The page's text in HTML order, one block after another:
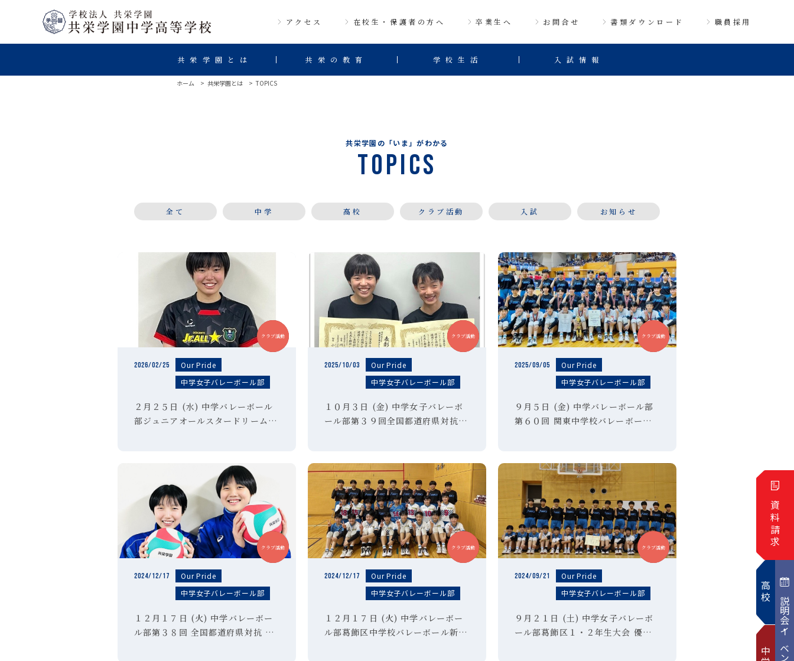
アクセス 在校生・保護者の方へ 卒業生へ お問合せ 書類ダウンロード 職員採用
共栄学園とは 共栄の教育 学校生活 入試情報
ホーム 共栄学園とは TOPICS
共栄学園の「いま」がわかる
Topics
全て 中学 高校 クラブ活動 入試 お知らせ
2026/02/25
Our Pride
中学女子バレーボール部
中学
クラブ活動
２月２５日 (水) 中学バレーボール
部ジュニアオールスタードリームマ
2025/10/03
Our Pride
中学女子バレーボール部
中学
クラブ活動
１０月３日 (金) 中学女子バレーボ
ール部第３９回全国都道府県対抗中
2025/09/05
Our Pride
中学女子バレーボール部
中学
クラブ活動
９月５日 (金) 中学バレーボール部
第６０回 関東中学校バレーボール
2024/12/17
Our Pride
中学女子バレーボール部
中学
クラブ活動
１２月１７日 (火) 中学バレーボー
ル部第３８回 全国都道府県対抗 中
2024/12/17
Our Pride
中学女子バレーボール部
中学
クラブ活動
１２月１７日 (火) 中学バレーボー
ル部葛飾区中学校バレーボール新人
2024/09/21
Our Pride
中学女子バレーボール部
中学
クラブ活動
９月２１日 (土) 中学女子バレーボ
ール部葛飾区１・２年生大会 優
資料請求
説明会・イベント
高校